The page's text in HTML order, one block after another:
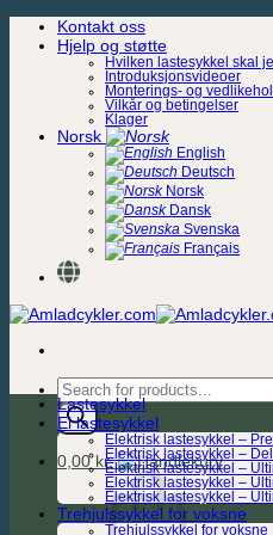
Skip
Kontakt oss
Hjelp og støtte
Hvilken lastesykkel skal
Introduksjonsvideoer
Monterings- og
Vilkår og betingelser
Klager
Norsk
English
Deutsch
Norsk
Dansk
Svenska
Français
Products
search
0,00kr.
Lastesykkel
El lastesykkel
Elektrisk lastesykkel –
Elektrisk lastesykkel –
Elektrisk lastesykkel –
Elektrisk lastesykkel –
Elektrisk lastesykkel –
Trehjulssykkel for voksne
Trehjulssykkel for voksne